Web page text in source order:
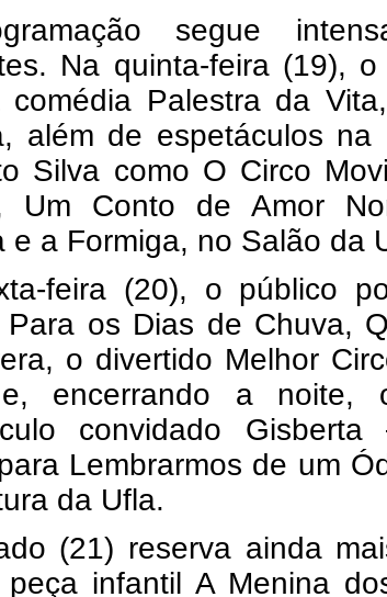
segue
Na quinta-feira (19),
comédia Palestra da
além de espetáculos na
Silva como O Circo
Um Conto de Amor
e a Formiga, no Salão da
feira (20), o público
Para os Dias de Chuva,
o divertido Melhor
encerrando a noite,
convidado
Lembrarmos de um
da Ufla.
(21) reserva ainda
infantil A Menina